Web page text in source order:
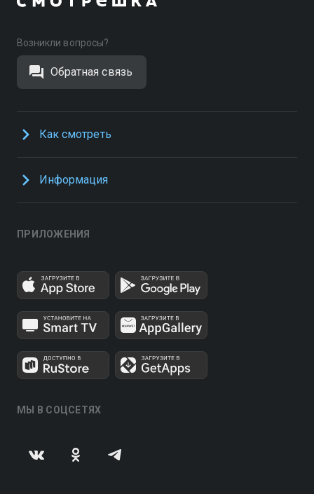
Возникли вопросы?
Обратная связь
Как смотреть
Информация
ПРИЛОЖЕНИЯ
МЫ В СОЦСЕТЯХ